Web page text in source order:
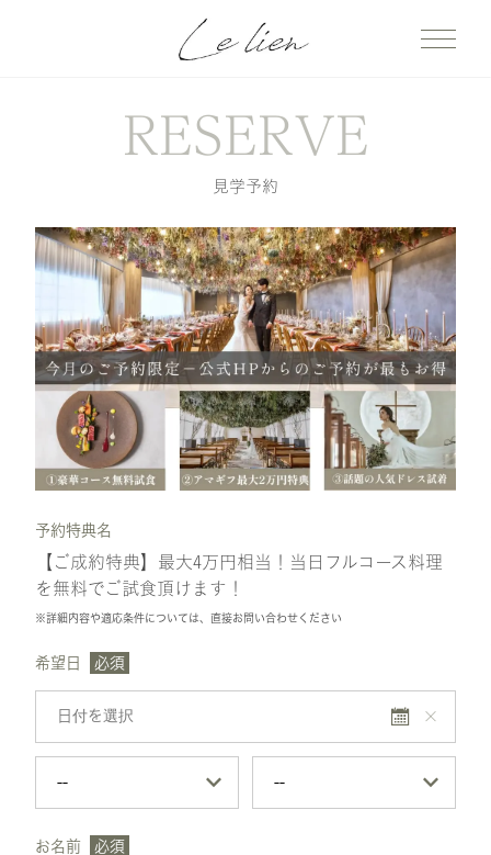
RESERVE
見学予約
予約特典名
【ご成約特典】最大4万円相当！当日フルコース料理
を無料でご試食頂けます！
※詳細内容や適応条件については、直接お問い合わせください
希望日 必須
お名前 必須